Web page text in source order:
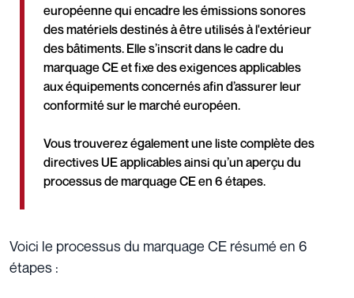
européenne qui encadre les émissions sonores
des matériels destinés à être utilisés à l'extérieur
des bâtiments. Elle s’inscrit dans le cadre du
marquage CE et fixe des exigences applicables
aux équipements concernés afin d’assurer leur
conformité sur le marché européen.
Vous trouverez également une liste complète des
directives UE applicables ainsi qu’un aperçu du
processus de marquage CE en 6 étapes.
Voici le processus du marquage CE résumé en 6
étapes :